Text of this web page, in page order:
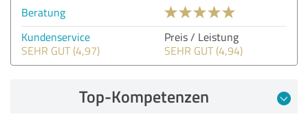
Beratung
Kundenservice
SEHR GUT (4,97)
Preis / Leistung
SEHR GUT (4,94)
Top-Kompetenzen